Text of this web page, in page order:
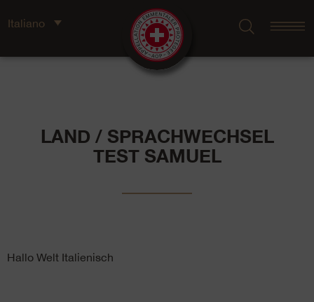
Italiano
LAND / SPRACHWECHSEL
TEST SAMUEL
Hallo Welt Italienisch